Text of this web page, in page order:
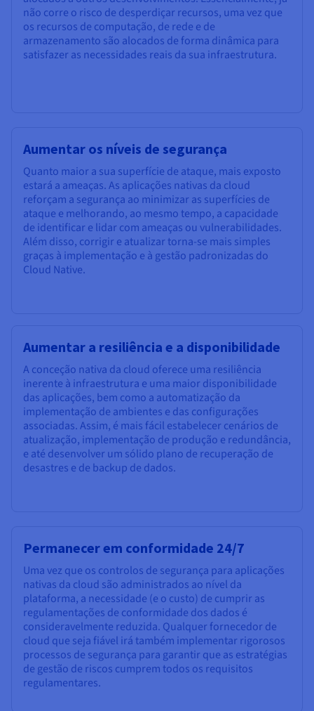
não corre o risco de desperdiçar recursos, uma vez que
os recursos de computação, de rede e de
armazenamento são alocados de forma dinâmica para
satisfazer as necessidades reais da sua infraestrutura.
Aumentar os níveis de segurança
Quanto maior a sua superfície de ataque, mais exposto
estará a ameaças. As aplicações nativas da cloud
reforçam a segurança ao minimizar as superfícies de
ataque e melhorando, ao mesmo tempo, a capacidade
de identificar e lidar com ameaças ou vulnerabilidades.
Além disso, corrigir e atualizar torna-se mais simples
graças à implementação e à gestão padronizadas do
Cloud Native.
Aumentar a resiliência e a disponibilidade
A conceção nativa da cloud oferece uma resiliência
inerente à infraestrutura e uma maior disponibilidade
das aplicações, bem como a automatização da
implementação de ambientes e das configurações
associadas. Assim, é mais fácil estabelecer cenários de
atualização, implementação de produção e redundância,
e até desenvolver um sólido plano de recuperação de
desastres e de backup de dados.
Permanecer em conformidade 24/7
Uma vez que os controlos de segurança para aplicações
nativas da cloud são administrados ao nível da
plataforma, a necessidade (e o custo) de cumprir as
regulamentações de conformidade dos dados é
consideravelmente reduzida. Qualquer fornecedor de
cloud que seja fiável irá também implementar rigorosos
processos de segurança para garantir que as estratégias
de gestão de riscos cumprem todos os requisitos
regulamentares.